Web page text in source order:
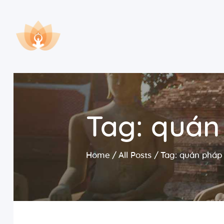
Tag:
Home All Posts Tag: quán